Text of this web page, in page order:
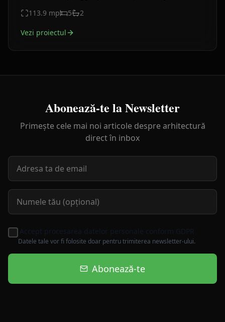
113.9 mp 5 2
Vezi proiectul
Abonează-te la Newsletter
Primește cele mai noi articole despre arhitectură
direct în inbox
Accept procesarea datelor personale conform GDPR
Datele tale vor fi folosite doar pentru trimiterea newsletter-ului.
Abonează-te